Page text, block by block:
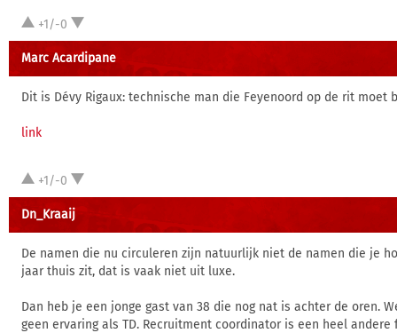
+1/-0
Marc Acardipane
Dit is Dévy Rigaux: technische man die Feyenoord op de rit moet
link
+1/-0
Dn_Kraaij
De namen die nu circuleren zijn natuurlijk niet de namen die je
jaar thuis zit, dat is vaak niet uit luxe.
Dan heb je een jonge gast van 38 die nog nat is achter de oren.
geen ervaring als TD. Recruitment coordinator is een heel